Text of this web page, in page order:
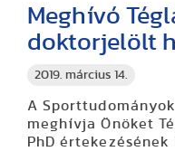
2019. március 14.
Meghívó
doktorjelölt
A
meghívja Önöket
PhD